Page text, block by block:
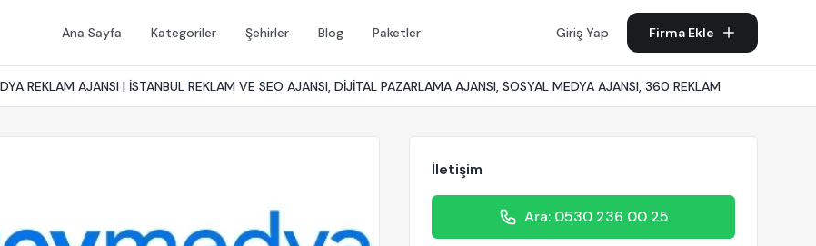
Ana Sayfa Kategoriler Şehirler Blog Paketler Giriş Yap Firma Ekle
REKLAM AJANSI | İSTANBUL REKLAM VE SEO AJANSI, DİJİTAL PAZARLAMA AJANSI, SOSYAL MEDYA AJANSI, 360 REKLAM
İletişim
Ara: 0530 236 00 25